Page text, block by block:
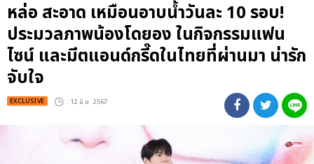
หล่อ สะอาด เหมือนอาบน้ำวันละ 10 รอบ!
ประมวลภาพน้องโดยอง ในกิจกรรมแฟน
ไซน์ และมีตแอนด์กรี๊ดในไทยที่ผ่านมา น่ารัก
จับใจ
EXCLUSIVE : 12 มิ.ย. 2567